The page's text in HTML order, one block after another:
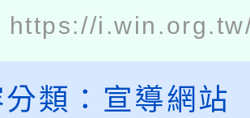
https://
類： 宣導網站